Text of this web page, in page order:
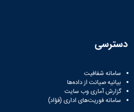
دسترسی
سامانه شفافیت
بیانیه صیانت از داده‌ها
گزارش آماری وب‌ سایت
سامانه فوریت‌های اداری (فؤاد)